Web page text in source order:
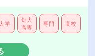
学
短大
高専
専門 高校